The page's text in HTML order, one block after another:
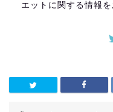
エットに関する情報